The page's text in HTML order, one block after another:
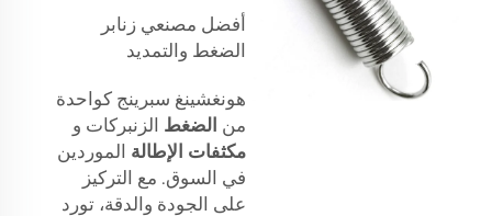
أفضل مصنعي زنابر
الضغط والتمديد
هونغشينغ سبرينج كواحدة
من الضغط الزنبركات و
مكثفات الإطالة الموردين
في السوق. مع التركيز
على الجودة والدقة، تورد